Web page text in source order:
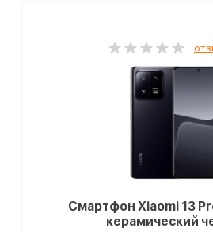
Смартфон Xiaomi 13
керамический